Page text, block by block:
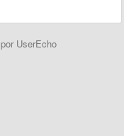
por UserEcho